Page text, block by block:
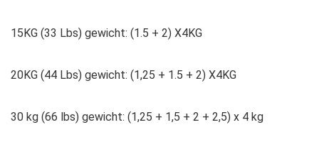
15KG (33 Lbs) gewicht: (1.5 + 2) X4KG
20KG (44 Lbs) gewicht: (1,25 + 1.5 + 2) X4KG
30 kg (66 lbs) gewicht: (1,25 + 1,5 + 2 + 2,5) x 4 kg